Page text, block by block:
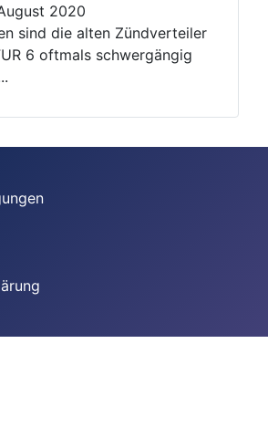
2020
sind die alten Zündverteiler
6 oftmals schwergängig